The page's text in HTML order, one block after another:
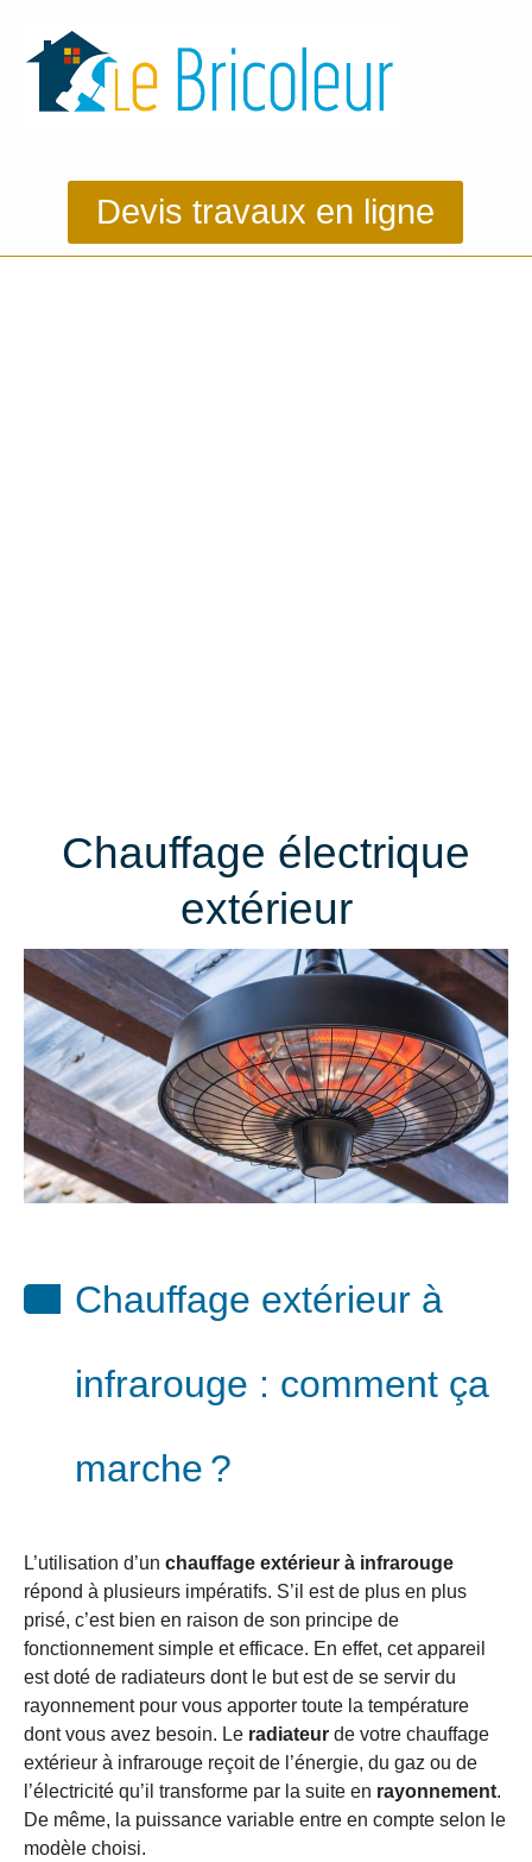
Devis travaux en ligne
Chauffage électrique
extérieur
Chauffage extérieur à
infrarouge : comment ça
marche ?
L’utilisation d’un chauffage extérieur à infrarouge
répond à plusieurs impératifs. S’il est de plus en plus
prisé, c’est bien en raison de son principe de
fonctionnement simple et efficace. En effet, cet appareil
est doté de radiateurs dont le but est de se servir du
rayonnement pour vous apporter toute la température
dont vous avez besoin. Le radiateur de votre chauffage
extérieur à infrarouge reçoit de l’énergie, du gaz ou de
l’électricité qu’il transforme par la suite en rayonnement.
De même, la puissance variable entre en compte selon le
modèle choisi.